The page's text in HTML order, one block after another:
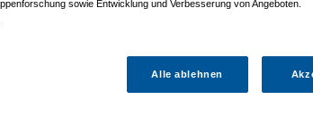
sowie Entwicklung und Verbesserung von Angeboten.
Alle ablehnen